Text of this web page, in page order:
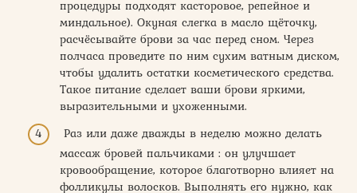
процедуры подходят касторовое, репейное и
миндальное). Окуная слегка в масло щёточку,
расчёсывайте брови за час перед сном. Через
полчаса проведите по ним сухим ватным диском,
чтобы удалить остатки косметического средства.
Такое питание сделает ваши брови яркими,
выразительными и ухоженными.
Раз или даже дважды в неделю можно делать
массаж бровей пальчиками : он улучшает
кровообращение, которое благотворно влияет на
фолликулы волосков. Выполнять его нужно, как